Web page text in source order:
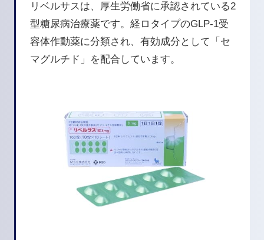
リベルサスは、厚生労働省に承認されている2
型糖尿病治療薬です。経ロタイプのGLP-1受
容体作動薬に分類され、有効成分として「セ
マグルチド」を配合しています。